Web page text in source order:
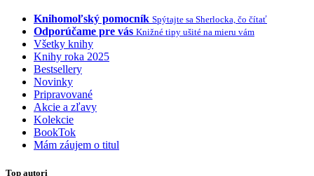
Knihomoľský pomocník Spýtajte sa Sherlocka, čo čítať
Odporúčame pre vás Knižné tipy ušité na mieru vám
Všetky knihy
Knihy roka 2025
Bestsellery
Novinky
Pripravované
Akcie a zľavy
Kolekcie
BookTok
Mám záujem o titul
Top autori